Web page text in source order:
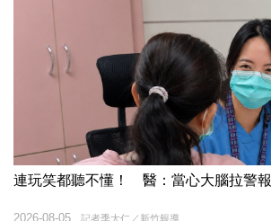
連玩笑都聽不懂！ 醫：當心大腦拉警報
記者季大仁／新竹報導
2026-08-05